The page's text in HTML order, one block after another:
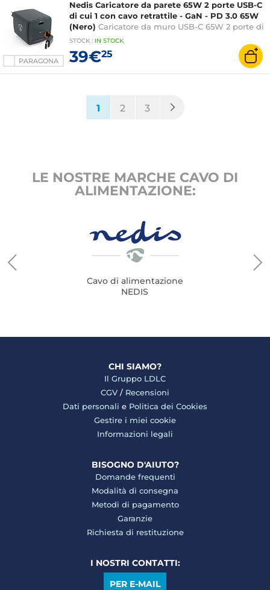
PARAGONA
Nedis Caricatore da parete 65W 2 porte USB-C
di cui 1 con cavo retrattile - GaN - PD 3.0 65W
(Nero) Caricatore da muro USB-C 65W 2 porte di
cui 1 con cavo retrattile - GaN - PD 3.0 65W
STOCK : IN STOCK
39€25
1(current)
2 3
LE NOSTRE MARCHE CAVO DI
ALIMENTAZIONE:
Cavo di alimentazione
NEDIS
CHI SIAMO?
Il Gruppo LDLC
CGV / Recensioni
Dati personali e Politica dei Cookies
Gestire i miei cookie
Informazioni legali
BISOGNO D'AIUTO?
Domande frequenti
Modalità di consegna
Metodi di pagamento
Garanzie
Richiesta di restituzione
I NOSTRI CONTATTI:
PER E-MAIL